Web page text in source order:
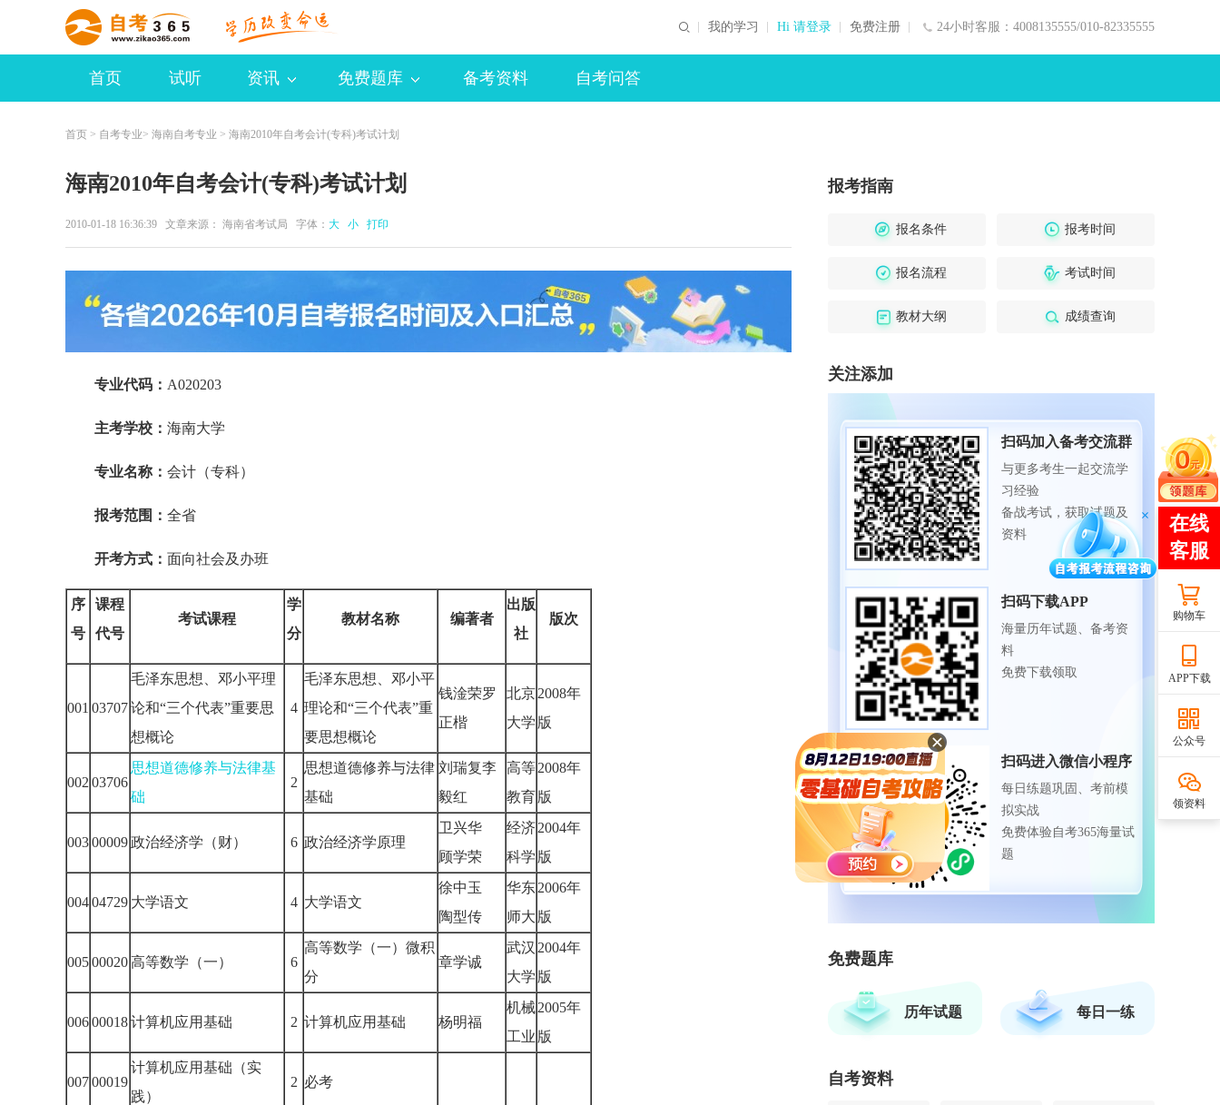
24小时客服：4008135555/010-82335555
我的学习 Hi 请登录 免费注册
首页 试听 资讯 免费题库 备考资料 自考问答
首页 > 自考专业> 海南自考专业 > 海南2010年自考会计(专科)考试计划
海南2010年自考会计(专科)考试计划
2010-01-18 16:36:39 文章来源： 海南省考试局 字体： 大 小 打印
专业代码： A020203
主考学校： 海南大学
专业名称： 会计（专科）
报考范围： 全省
开考方式： 面向社会及办班
序
号
课程
代号
考试课程
学
分
教材名称 编著者
出版
社
版次
001 03707
毛泽东思想、邓小平理
论和“三个代表”重要思
想概论
4
毛泽东思想、邓小平
理论和“三个代表”重
要思想概论
钱淦荣罗
正楷
北京
大学
2008年
版
002 03706
思想道德修养与法律基
础
2
思想道德修养与法律
基础
刘瑞复李
毅红
高等
教育
2008年
版
00300009政治经济学（财） 6 政治经济学原理
卫兴华
顾学荣
经济
科学
2004年
版
00404729 大学语文 4 大学语文
徐中玉
陶型传
华东
师大
2006年
版
00500020高等数学（一） 6
高等数学（一）微积
分
章学诚
武汉
大学
2004年
版
00600018计算机应用基础 2 计算机应用基础 杨明福
机械
工业
2005年
版
00700019
计算机应用基础（实
践）
2 必考
报考指南
报名条件 报考时间
报名流程 考试时间
教材大纲 成绩查询
关注添加
扫码加入备考交流群
与更多考生一起交流学
习经验
备战考试，获取试题及
资料
扫码下载APP
海量历年试题、备考资
料
免费下载领取
扫码进入微信小程序
每日练题巩固、考前模
拟实战
免费体验自考365海量试
题
免费题库
历年试题 每日一练
自考资料
购物车
APP下载
公众号
领资料